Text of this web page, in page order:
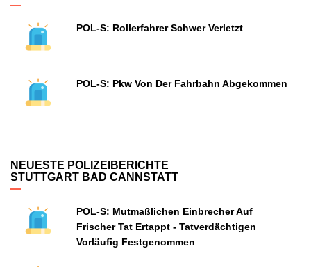
POL-S: Rollerfahrer Schwer Verletzt
POL-S: Pkw Von Der Fahrbahn Abgekommen
NEUESTE POLIZEIBERICHTE
STUTTGART BAD CANNSTATT
POL-S: Mutmaßlichen Einbrecher Auf
Frischer Tat Ertappt - Tatverdächtigen
Vorläufig Festgenommen